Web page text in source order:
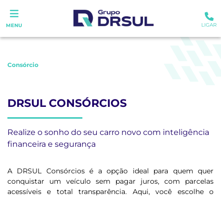
MENU LIGAR
Consórcio
DRSUL CONSÓRCIOS
Realize o sonho do seu carro novo com inteligência
financeira e segurança
A DRSUL Consórcios é a opção ideal para quem quer
conquistar um veículo sem pagar juros, com parcelas
acessíveis e total transparência. Aqui, você escolhe o